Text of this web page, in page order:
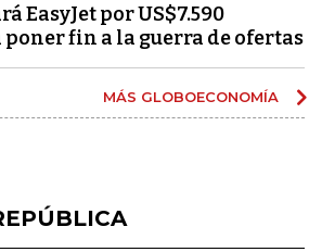
EasyJet por US$7.590
fin a la guerra de ofertas
MÁS GLOBOECONOMÍA